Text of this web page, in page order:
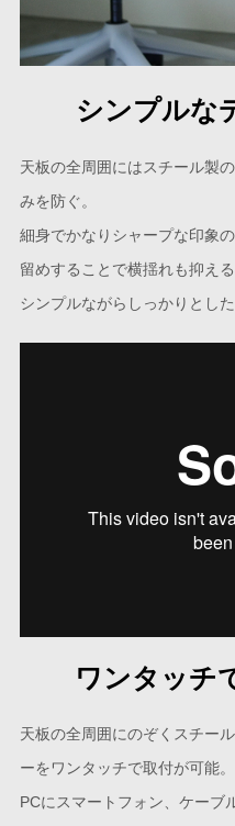
シンプルな
天板の全周囲にはスチール製
みを防ぐ。
細身でかなりシャープな印象
留めすることで横揺れも抑える
シンプルながらしっかりとし
ワンタッチ
天板の全周囲にのぞくスチー
ーをワンタッチで取付が可能。
PCにスマートフォン、ケーブ